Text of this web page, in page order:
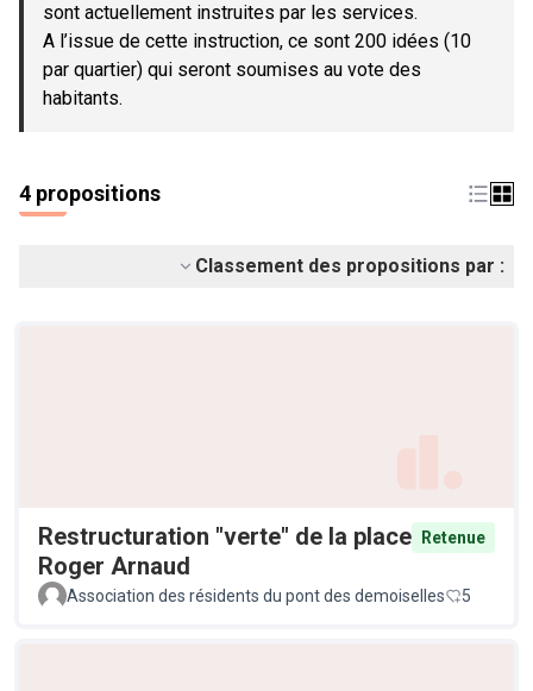
sont actuellement instruites par les services.
A l’issue de cette instruction, ce sont 200 idées (10
par quartier) qui seront soumises au vote des
habitants.
4 propositions
Classement des propositions par :
Restructuration "verte" de la place
Roger Arnaud
Retenue
Association des résidents du pont des demoiselles 5